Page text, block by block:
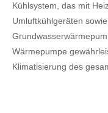
Kühlsystem, das mit
Umluftkühlgeräten
Wärmepumpe
Klimatisierung des